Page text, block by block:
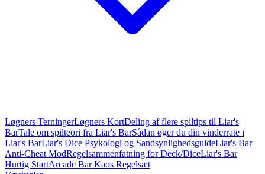
Løgners TerningerLøgners KortDeling af flere spiltips til Liar's
BarTale om spilteori fra Liar's BarSådan øger du din vinderrate i
Liar's BarLiar's Dice Psykologi og SandsynlighedsguideLiar's Bar
Anti-Cheat ModRegelsammenfatning for Deck/DiceLiar's Bar
Hurtig StartArcade Bar Kaos Regelsæt